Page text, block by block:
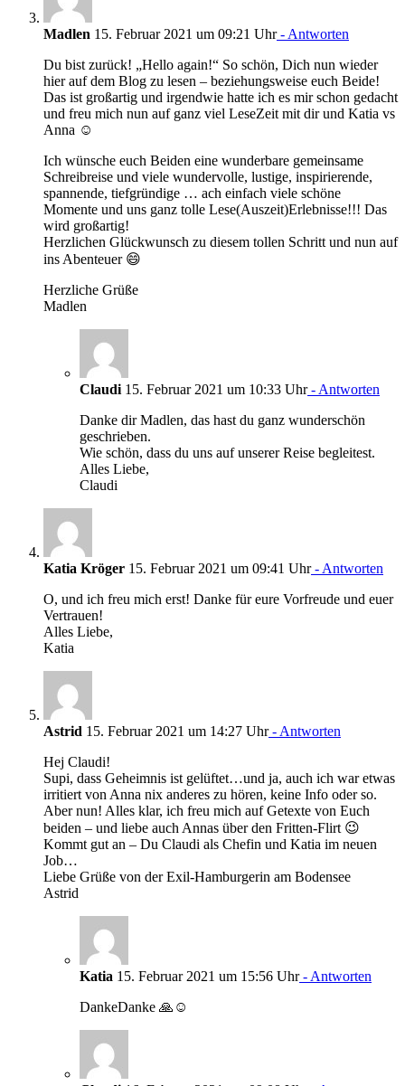
Madlen 15. Februar 2021 um 09:21 Uhr- Antworten
Du bist zurück! „Hello again!“ So schön, Dich nun wieder
hier auf dem Blog zu lesen – beziehungsweise euch Beide!
Das ist großartig und irgendwie hatte ich es mir schon gedacht
und freu mich nun auf ganz viel LeseZeit mit dir und Katia vs
Anna ☺️
Ich wünsche euch Beiden eine wunderbare gemeinsame
Schreibreise und viele wundervolle, lustige, inspirierende,
spannende, tiefgründige … ach einfach viele schöne
Momente und uns ganz tolle Lese(Auszeit)Erlebnisse!!! Das
wird großartig!
Herzlichen Glückwunsch zu diesem tollen Schritt und nun auf
ins Abenteuer 😄
Herzliche Grüße
Madlen
Claudi 15. Februar 2021 um 10:33 Uhr- Antworten
Danke dir Madlen, das hast du ganz wunderschön
geschrieben.
Wie schön, dass du uns auf unserer Reise begleitest.
Alles Liebe,
Claudi
Katia Kröger 15. Februar 2021 um 09:41 Uhr- Antworten
O, und ich freu mich erst! Danke für eure Vorfreude und euer
Vertrauen!
Alles Liebe,
Katia
Astrid 15. Februar 2021 um 14:27 Uhr- Antworten
Hej Claudi!
Supi, dass Geheimnis ist gelüftet…und ja, auch ich war etwas
irritiert von Anna nix anderes zu hören, keine Info oder so.
Aber nun! Alles klar, ich freu mich auf Getexte von Euch
beiden – und liebe auch Annas über den Fritten-Flirt 😉
Kommt gut an – Du Claudi als Chefin und Katia im neuen
Job…
Liebe Grüße von der Exil-Hamburgerin am Bodensee
Astrid
Katia 15. Februar 2021 um 15:56 Uhr- Antworten
DankeDanke 🙏☺️